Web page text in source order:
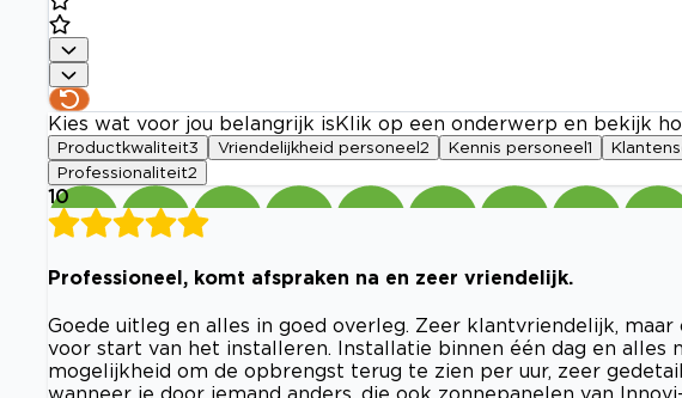
Kies wat voor jou belangrijk is Klik op een onderwerp en bekijk
Productkwaliteit3 Vriendelijkheid personeel 2 Kennis personeel 1
Professionaliteit2
10
Professioneel, komt afspraken na en zeer vriendelijk.
Goede uitleg en alles in goed overleg. Zeer klantvriendelijk,
voor start van het installeren. Installatie binnen één dag en alles
mogelijkheid om de opbrengst terug te zien per uur, zeer
wanneer je door iemand anders, die ook zonnepanelen van